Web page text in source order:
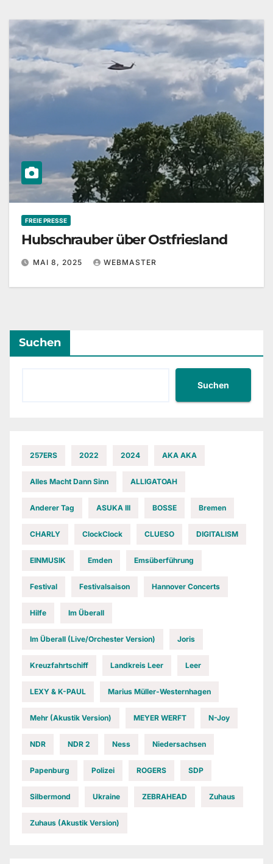
FREIE PRESSE
Hubschrauber über Ostfriesland
MAI 8, 2025 WEBMASTER
Suchen
Suchen
257ERS 2022 2024 AKA AKA
Alles Macht Dann Sinn ALLIGATOAH
Anderer Tag ASUKA III BOSSE Bremen
CHARLY ClockClock CLUESO DIGITALISM
EINMUSIK Emden Emsüberführung
Festival Festivalsaison Hannover Concerts
Hilfe Im Überall
Im Überall (Live/Orchester Version) Joris
Kreuzfahrtschiff Landkreis Leer Leer
LEXY & K-PAUL Marius Müller-Westernhagen
Mehr (Akustik Version) MEYER WERFT N-Joy
NDR NDR 2 Ness Niedersachsen
Papenburg Polizei ROGERS SDP
Silbermond Ukraine ZEBRAHEAD Zuhaus
Zuhaus (Akustik Version)